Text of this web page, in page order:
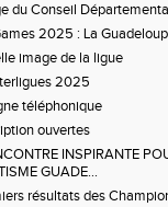
du Conseil
2025 : La
image de la ligue
2025
téléphonique
ouvertes
INSPIRANTE
GUADE...
résultats des